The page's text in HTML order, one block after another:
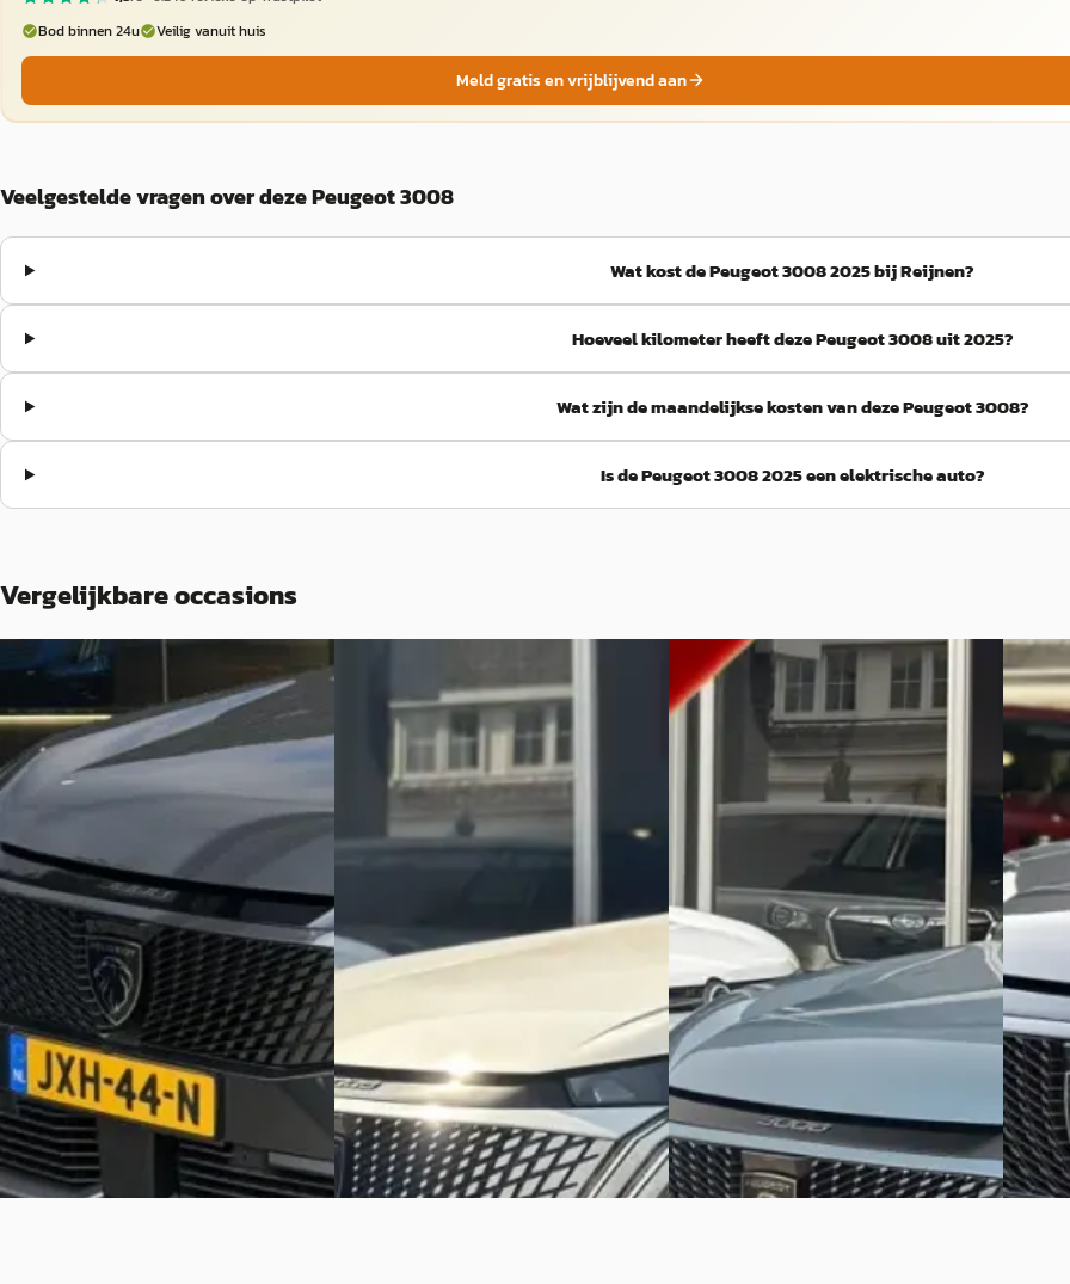
Bod binnen 24u
Veilig vanuit huis
Meld gratis en vrijblijvend aan
Veelgestelde vragen over deze Peugeot 3008
Wat kost de Peugeot 3008 2025 bij Reijnen?
Hoeveel kilometer heeft deze Peugeot 3008 uit 2025?
Wat zijn de maandelijkse kosten van deze Peugeot 3008?
Is de Peugeot 3008 2025 een elektrische auto?
Vergelijkbare occasions
Peugeot 3008 2026
1.6 plug-in Hybrid 195 GT Tot 8 jaar
Garantie
v.a. € 930/mnd
Boven markt
2026 · 21.345 km · Plug-in hybride ·
Automaat
Auto Thalen· Beilen
Bekijk aanbieding →
Vergelijk
Peugeot 3008·2025
1.2 Hybrid 145 GT Exclusive
Trekhaak/Electr vestelbare stoel met
massage
€ 36.900
Boven markt
2025 · 3.494 km · Hybride · Automaat
· Hellevoetsluis
Bekijk aanbieding →
Vergelijk
Peugeot 3008 ·2025
1.2 Hybrid 145 GT Exclusive
Trekhaak/Electr vestelbare stoel met
v.a. € 782/mnd
Boven markt
2025 · 5.371 km · Hybride · Automaat
Autobedrijf den Hartog· Hellevoetsluis
Bekijk aanbieding →
Vergelijk
B
1.2
€
v.a. €
Boven
2025 ·
Bekijk
Vergelijk